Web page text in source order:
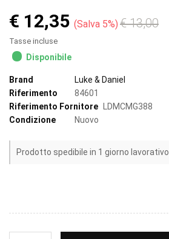
€ 12,35 Salva 5% € 13,00
Tasse incluse
Disponibile
Brand
Luke & Daniel
Riferimento
84601
Riferimento Fornitore
LDMCMG388
Condizione
Nuovo
Prodotto spedibile in 1 giorno lavorativo